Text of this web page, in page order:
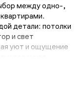
между одно-,
детали: потолки
и свет
уют и ощущение